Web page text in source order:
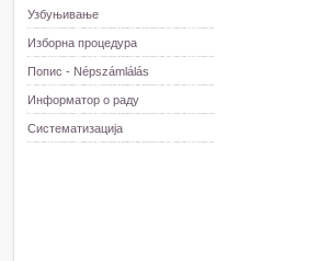
Узбуњивање
Изборна процедура
Попис - Népszámlálás
Информатор о раду
Систематизација